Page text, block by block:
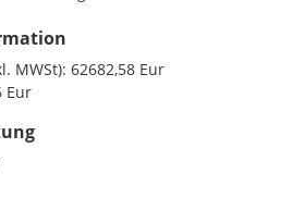
den nachhaltigen Rückbau von
Gesellschaft für Nachhaltiges
prominent in unmittelbarer Nähe
und verfügt mit dem
MWSt): 62682,58 Eur
Eur